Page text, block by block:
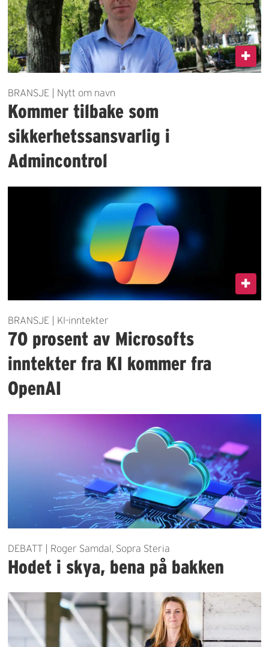
BRANSJE | Nytt om navn
Kommer tilbake som
sikkerhetssansvarlig i
Admincontrol
BRANSJE | KI-inntekter
70 prosent av Microsofts
inntekter fra KI kommer fra
OpenAI
DEBATT | Roger Samdal, Sopra Steria
Hodet i skya, bena på bakken